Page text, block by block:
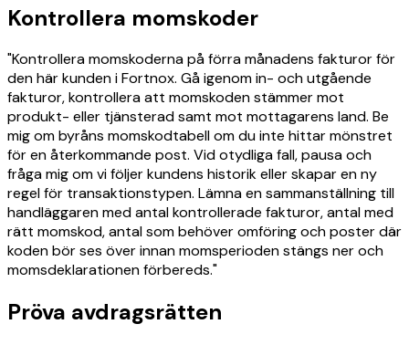
Kontrollera momskoder
"Kontrollera momskoderna på förra månadens fakturor för
den här kunden i Fortnox. Gå igenom in- och utgående
fakturor, kontrollera att momskoden stämmer mot
produkt- eller tjänsterad samt mot mottagarens land. Be
mig om byråns momskodtabell om du inte hittar mönstret
för en återkommande post. Vid otydliga fall, pausa och
fråga mig om vi följer kundens historik eller skapar en ny
regel för transaktionstypen. Lämna en sammanställning till
handläggaren med antal kontrollerade fakturor, antal med
rätt momskod, antal som behöver omföring och poster där
koden bör ses över innan momsperioden stängs ner och
momsdeklarationen förbereds."
Pröva avdragsrätten